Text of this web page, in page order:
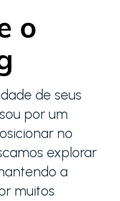
o
de seus
por um
no
explorar
a
muitos